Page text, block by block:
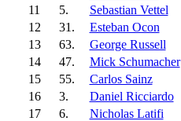
11
5. Sebastian Vettel
12
31. Esteban Ocon
13
63. George Russell
14
47. Mick Schumacher
15
55. Carlos Sainz
16
3. Daniel Ricciardo
17
6. Nicholas Latifi